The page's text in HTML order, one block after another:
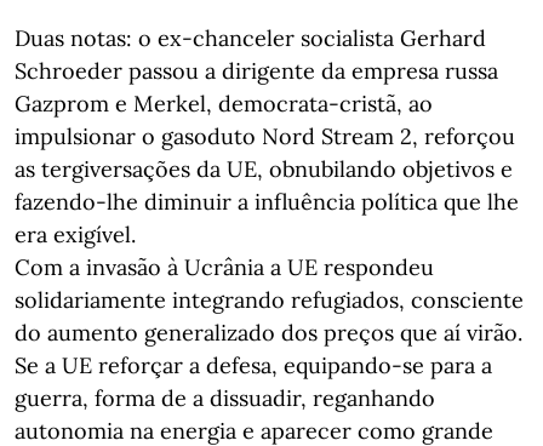
Duas notas: o ex-chanceler socialista Gerhard
Schroeder passou a dirigente da empresa russa
Gazprom e Merkel, democrata-cristã, ao
impulsionar o gasoduto Nord Stream 2, reforçou
as tergiversações da UE, obnubilando objetivos e
fazendo-lhe diminuir a influência política que lhe
era exigível.
Com a invasão à Ucrânia a UE respondeu
solidariamente integrando refugiados, consciente
do aumento generalizado dos preços que aí virão.
Se a UE reforçar a defesa, equipando-se para a
guerra, forma de a dissuadir, reganhando
autonomia na energia e aparecer como grande